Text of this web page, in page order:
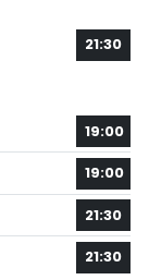
21:30
19:00
19:00
21:30
21:30